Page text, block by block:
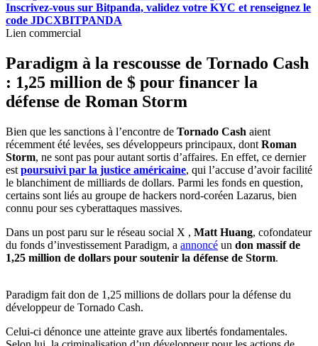
Inscrivez-vous sur Bitpanda, validez votre KYC et renseignez le
code JDCXBITPANDA
Lien commercial
Paradigm à la rescousse de Tornado Cash
: 1,25 million de $ pour financer la
défense de Roman Storm
Bien que les sanctions à l’encontre de Tornado Cash aient
récemment été levées, ses développeurs principaux, dont Roman
Storm, ne sont pas pour autant sortis d’affaires. En effet, ce dernier
est poursuivi par la justice américaine, qui l’accuse d’avoir facilité
le blanchiment de milliards de dollars. Parmi les fonds en question,
certains sont liés au groupe de hackers nord-coréen Lazarus, bien
connu pour ses cyberattaques massives.
Dans un post paru sur le réseau social X , Matt Huang, cofondateur
du fonds d’investissement Paradigm, a annoncé un don massif de
1,25 million de dollars pour soutenir la défense de Storm.
Paradigm fait don de 1,25 millions de dollars pour la défense du
développeur de Tornado Cash.
Celui-ci dénonce une atteinte grave aux libertés fondamentales.